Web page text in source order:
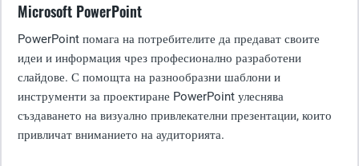
Microsoft PowerPoint
PowerPoint помага на потребителите да предават своите
идеи и информация чрез професионално разработени
слайдове. С помощта на разнообразни шаблони и
инструменти за проектиране PowerPoint улеснява
създаването на визуално привлекателни презентации, които
привличат вниманието на аудиторията.